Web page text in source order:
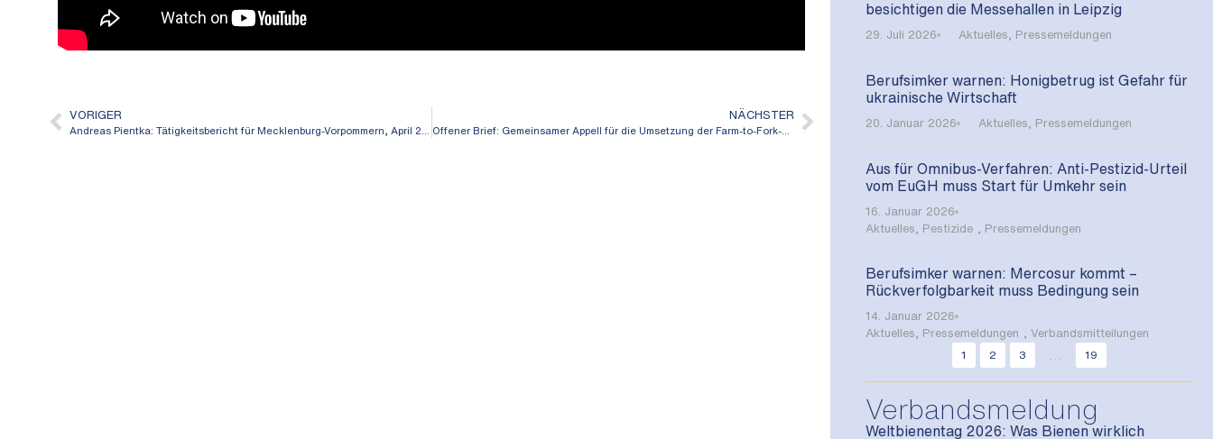
VORIGER NÄCHSTER
Offener Brief: Gemeinsamer Appell für die Umsetzung der Farm-to-Fork-Strategie und einer verbindlichen Pestizidreduktion
besichtigen die Messehallen in Leipzig
29. Juli 2026 Aktuelles Pressemeldungen
Berufsimker warnen: Honigbetrug ist Gefahr für
ukrainische Wirtschaft
20. Januar 2026 Aktuelles Pressemeldungen
Aus für Omnibus-Verfahren: Anti-Pestizid-Urteil
vom EuGH muss Start für Umkehr sein
16. Januar 2026
Aktuelles
Pestizide Pressemeldungen
Berufsimker warnen: Mercosur kommt –
Rückverfolgbarkeit muss Bedingung sein
14. Januar 2026
Aktuelles
Pressemeldungen ,Verbandsmitteilungen
1
2 3 19
Verbandsmeldung
Weltbienentag 2026: Was Bienen wirklich